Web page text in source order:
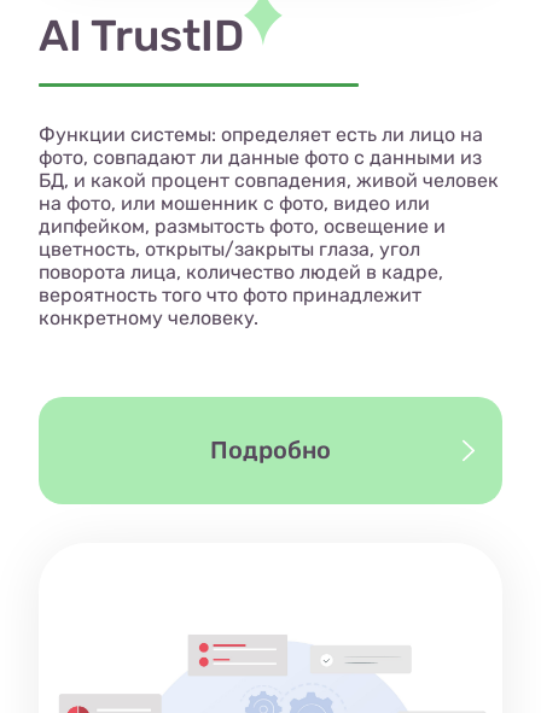
AI TrustID
Функции системы: определяет есть ли лицо на
фото, совпадают ли данные фото с данными из
БД, и какой процент совпадения, живой человек
на фото, или мошенник с фото, видео или
дипфейком, размытость фото, освещение и
цветность, открыты/закрыты глаза, угол
поворота лица, количество людей в кадре,
вероятность того что фото принадлежит
конкретному человеку.
Подробно